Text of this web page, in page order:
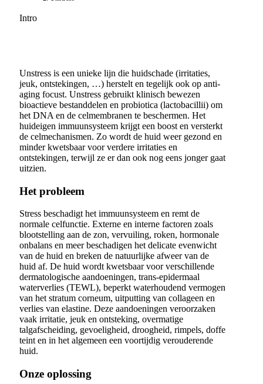
Intro
Unstress is een unieke lijn die huidschade (irritaties,
jeuk, ontstekingen, …) herstelt en tegelijk ook op anti-
aging focust. Unstress gebruikt klinisch bewezen
bioactieve bestanddelen en probiotica (lactobacillii) om
het DNA en de celmembranen te beschermen. Het
huideigen immuunsysteem krijgt een boost en versterkt
de celmechanismen. Zo wordt de huid weer gezond en
minder kwetsbaar voor verdere irritaties en
ontstekingen, terwijl ze er dan ook nog eens jonger gaat
uitzien.
Het probleem
Stress beschadigt het immuunsysteem en remt de
normale celfunctie. Externe en interne factoren zoals
blootstelling aan de zon, vervuiling, roken, hormonale
onbalans en meer beschadigen het delicate evenwicht
van de huid en breken de natuurlijke afweer van de
huid af. De huid wordt kwetsbaar voor verschillende
dermatologische aandoeningen, trans-epidermaal
waterverlies (TEWL), beperkt waterhoudend vermogen
van het stratum corneum, uitputting van collageen en
verlies van elastine. Deze aandoeningen veroorzaken
vaak irritatie, jeuk en ontsteking, overmatige
talgafscheiding, gevoeligheid, droogheid, rimpels, doffe
teint en in het algemeen een voortijdig verouderende
huid.
Onze oplossing